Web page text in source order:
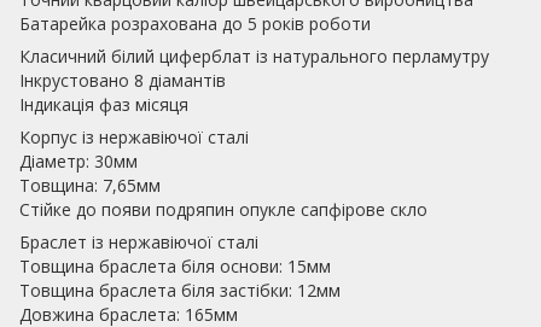
Батарейка розрахована до 5 років роботи
Класичний білий циферблат із натурального перламутру
Інкрустовано 8 діамантів
Індикація фаз місяця
Корпус із нержавіючої сталі
Діаметр: 30мм
Товщина: 7,65мм
Стійке до появи подряпин опукле сапфірове скло
Браслет із нержавіючої сталі
Товщина браслета біля основи: 15мм
Товщина браслета біля застібки: 12мм
Довжина браслета: 165мм